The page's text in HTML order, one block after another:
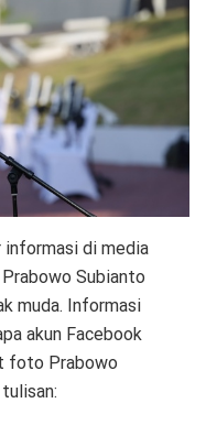
informasi di media
Subianto
muda. Informasi
akun Facebook
foto Prabowo